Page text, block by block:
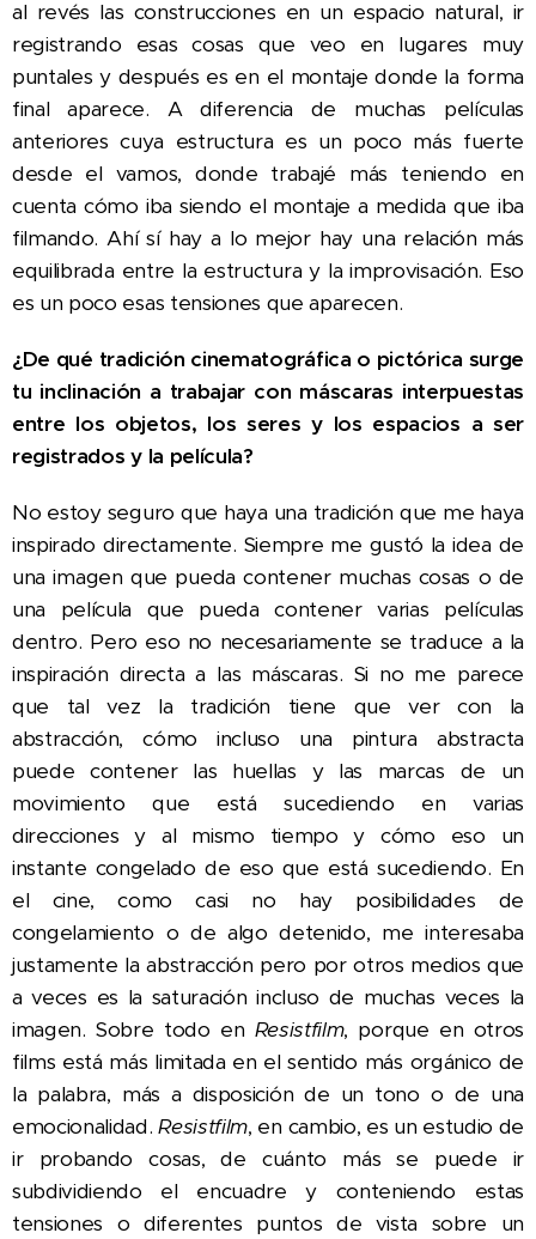
al revés las construcciones en un espacio natural, ir
registrando esas cosas que veo en lugares muy
puntales y después es en el montaje donde la forma
final aparece. A diferencia de muchas películas
anteriores cuya estructura es un poco más fuerte
desde el vamos, donde trabajé más teniendo en
cuenta cómo iba siendo el montaje a medida que iba
filmando. Ahí sí hay a lo mejor hay una relación más
equilibrada entre la estructura y la improvisación. Eso
es un poco esas tensiones que aparecen.
¿De qué tradición cinematográfica o pictórica surge
tu inclinación a trabajar con máscaras interpuestas
entre los objetos, los seres y los espacios a ser
registrados y la película?
No estoy seguro que haya una tradición que me haya
inspirado directamente. Siempre me gustó la idea de
una imagen que pueda contener muchas cosas o de
una película que pueda contener varias películas
dentro. Pero eso no necesariamente se traduce a la
inspiración directa a las máscaras. Si no me parece
que tal vez la tradición tiene que ver con la
abstracción, cómo incluso una pintura abstracta
puede contener las huellas y las marcas de un
movimiento que está sucediendo en varias
direcciones y al mismo tiempo y cómo eso un
instante congelado de eso que está sucediendo. En
el cine, como casi no hay posibilidades de
congelamiento o de algo detenido, me interesaba
justamente la abstracción pero por otros medios que
a veces es la saturación incluso de muchas veces la
imagen. Sobre todo en Resistfilm, porque en otros
films está más limitada en el sentido más orgánico de
la palabra, más a disposición de un tono o de una
emocionalidad.Resistfilm, en cambio, es un estudio de
ir probando cosas, de cuánto más se puede ir
subdividiendo el encuadre y conteniendo estas
tensiones o diferentes puntos de vista sobre un